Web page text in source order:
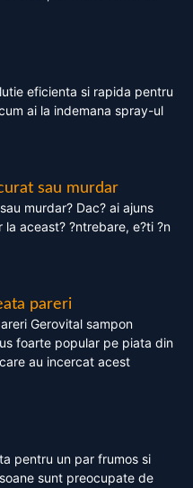
eficienta si rapida pentru
ai la indemana spray-ul
sau murdar
murdar? Dac? ai ajuns
aceast? ?ntrebare, e?ti ?n
pareri
Gerovital sampon
foarte popular pe piata din
au incercat acest
pentru un par frumos si
sunt preocupate de